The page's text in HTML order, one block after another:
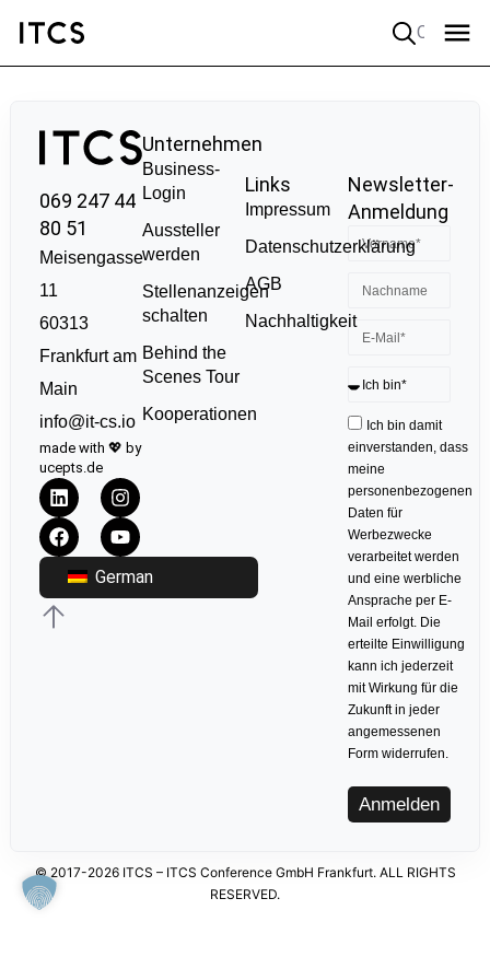
069 247 44
80 51
Meisengasse
11
60313
Frankfurt am
Main
info@it-cs.io
made with 💖 by
ucepts.de
German
Unternehmen
Business-
Login
Aussteller
werden
Stellenanzeigen
schalten
Behind the
Scenes Tour
Kooperationen
Links
Impressum
Datenschutzerklärung
AGB
Nachhaltigkeit
Newsletter-
Anmeldung
Ich bin damit
einverstanden, dass
meine
personenbezogenen
Daten für
Werbezwecke
verarbeitet werden
und eine werbliche
Ansprache per E-
Mail erfolgt. Die
erteilte Einwilligung
kann ich jederzeit
mit Wirkung für die
Zukunft in jeder
angemessenen
Form widerrufen.
Anmelden
© 2017-2026 ITCS – ITCS Conference GmbH Frankfurt. ALL RIGHTS
RESERVED.